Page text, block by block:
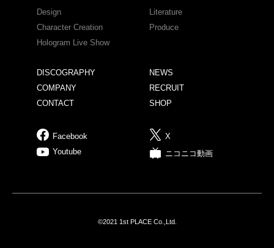
Design
Literature
Character Creation
Produce
Hologram Live Show
DISCOGRAPHY
NEWS
COMPANY
RECRUIT
CONTACT
SHOP
Facebook
X
Youtube
ニコニコ動画
©2021 1st PLACE Co.,Ltd.